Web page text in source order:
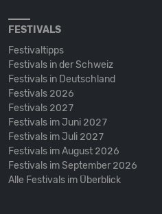
FESTIVALS
Festivaltipps
Festivals in der Schweiz
Festivals in Deutschland
Festivals 2026
Festivals 2027
Festivals im Juni 2027
Festivals im Juli 2027
Festivals im August 2026
Festivals im September 2026
Alle Festivals im Überblick